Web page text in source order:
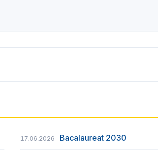
17.06.2026 Bacalaureat 2030